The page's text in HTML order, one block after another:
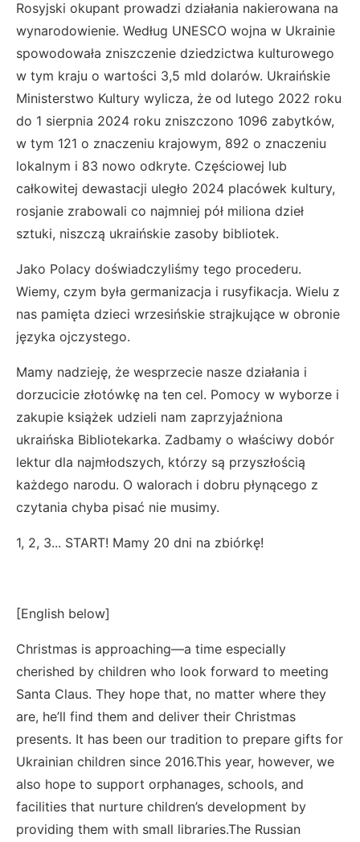
Rosyjski okupant prowadzi działania nakierowana na
wynarodowienie. Według UNESCO wojna w Ukrainie
spowodowała zniszczenie dziedzictwa kulturowego
w tym kraju o wartości 3,5 mld dolarów. Ukraińskie
Ministerstwo Kultury wylicza, że od lutego 2022 roku
do 1 sierpnia 2024 roku zniszczono 1096 zabytków,
w tym 121 o znaczeniu krajowym, 892 o znaczeniu
lokalnym i 83 nowo odkryte. Częściowej lub
całkowitej dewastacji uległo 2024 placówek kultury,
rosjanie zrabowali co najmniej pół miliona dzieł
sztuki, niszczą ukraińskie zasoby bibliotek.
Jako Polacy doświadczyliśmy tego procederu.
Wiemy, czym była germanizacja i rusyfikacja. Wielu z
nas pamięta dzieci wrzesińskie strajkujące w obronie
języka ojczystego.
Mamy nadzieję, że wesprzecie nasze działania i
dorzucicie złotówkę na ten cel. Pomocy w wyborze i
zakupie książek udzieli nam zaprzyjaźniona
ukraińska Bibliotekarka. Zadbamy o właściwy dobór
lektur dla najmłodszych, którzy są przyszłością
każdego narodu. O walorach i dobru płynącego z
czytania chyba pisać nie musimy.
1, 2, 3... START! Mamy 20 dni na zbiórkę!
[English below]
Christmas is approaching—a time especially
cherished by children who look forward to meeting
Santa Claus. They hope that, no matter where they
are, he’ll find them and deliver their Christmas
presents. It has been our tradition to prepare gifts for
Ukrainian children since 2016.This year, however, we
also hope to support orphanages, schools, and
facilities that nurture children’s development by
providing them with small libraries.The Russian